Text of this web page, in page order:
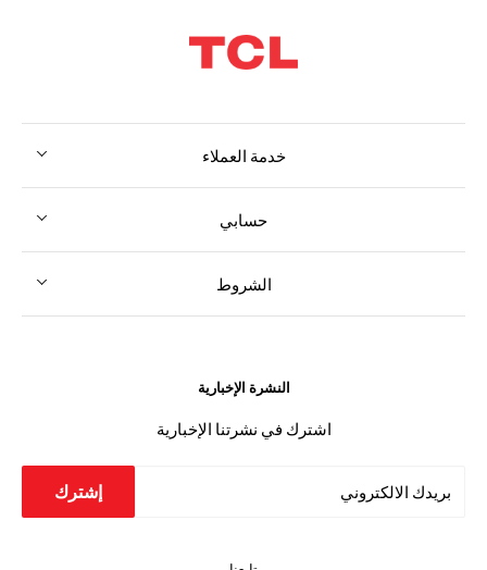
خدمة العملاء
حسابي
الشروط
النشرة الإخبارية
اشترك في نشرتنا الإخبارية
بريدك الالكتروني إشترك